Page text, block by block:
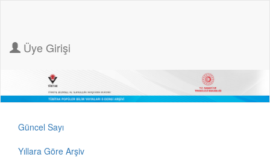
Üye Girişi
Güncel Sayı
Yıllara Göre Arşiv